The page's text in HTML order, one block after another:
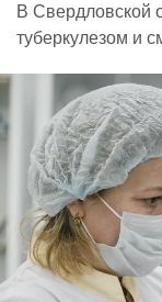
В Свердловской
туберкулезом и